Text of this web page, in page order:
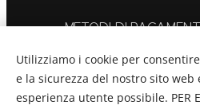
METODI DI
Utilizziamo i cookie per
e la sicurezza del nostro sito
esperienza utente possibile. PER